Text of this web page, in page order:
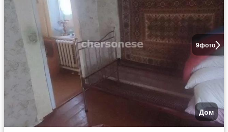
9фото
Дом